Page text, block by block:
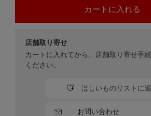
お問い合わせ
ほしいものリストに
店舗取り寄せ
カートに入れてから、店舗取り寄せ手
ください。